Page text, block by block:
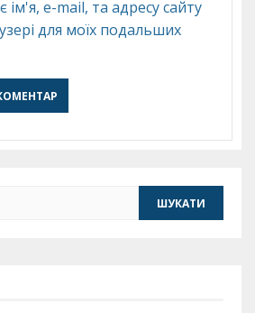
ім'я, e-mail, та адресу сайту
для моїх подальших